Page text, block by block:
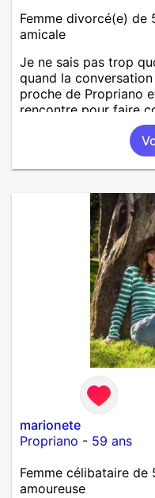
Femme divorcé(e) de
amicale
Je ne sais pas trop
quand la
proche de Propriano
rencontre pour faire
marionete
Propriano - 59 ans
Femme célibataire
amoureuse